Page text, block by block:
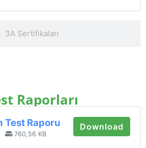
3A Sertifikaları
Raporları
Test Raporu
760,56 KB
Download